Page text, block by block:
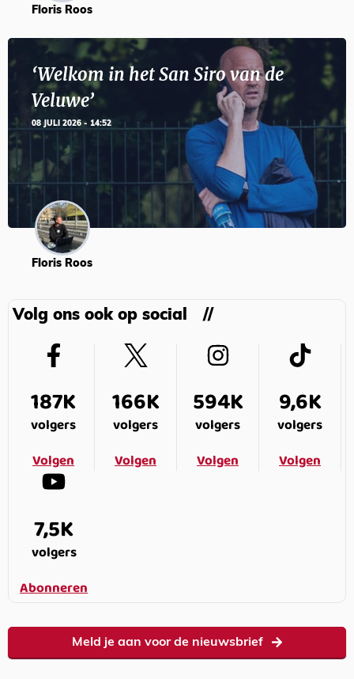
Floris Roos
‘Welkom in het San Siro van de
Veluwe’
08 JULI 2026 - 14:52
Floris Roos
Volg ons ook op social
187K
volgers
Volgen
166K
volgers
Volgen
594K
volgers
Volgen
9,6K
volgers
Volgen
7,5K
volgers
Abonneren
Meld je aan voor de nieuwsbrief